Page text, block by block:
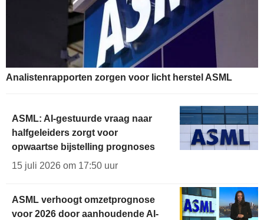
Analistenrapporten zorgen voor licht herstel ASML
ASML: AI-gestuurde vraag naar
halfgeleiders zorgt voor
opwaartse bijstelling prognoses
15 juli 2026 om 17:50 uur
ASML verhoogt omzetprognose
voor 2026 door aanhoudende AI-